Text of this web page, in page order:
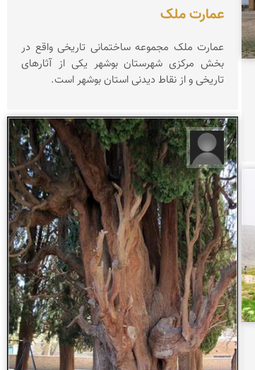
عمارت ملک
عمارت ملک مجموعه ساختمانی تاریخی واقع در
بخش مرکزی شهرستان بوشهر یکی از آثارهای
تاریخی و از نقاط دیدنی استان بوشهر است.
آرام آرمانه